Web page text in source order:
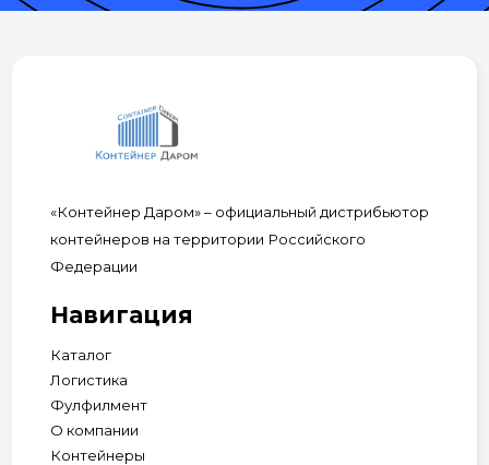
«Контейнер Даром» – официальный дистрибьютор
контейнеров на территории Российского
Федерации
Навигация
Каталог
Логистика
Фулфилмент
О компании
Контейнеры